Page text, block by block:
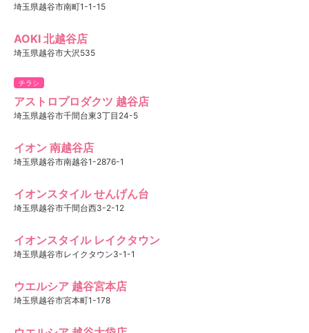
埼玉県越谷市南町1-1-15
AOKI 北越谷店
埼玉県越谷市大沢535
チラシ
アストロプロダクツ 越谷店
埼玉県越谷市千間台東3丁目24-5
イオン 南越谷店
埼玉県越谷市南越谷1-2876-1
イオンスタイル せんげん台
埼玉県越谷市千間台西3-2-12
イオンスタイル レイクタウン
埼玉県越谷市レイクタウン3-1-1
ウエルシア 越谷宮本店
埼玉県越谷市宮本町1-178